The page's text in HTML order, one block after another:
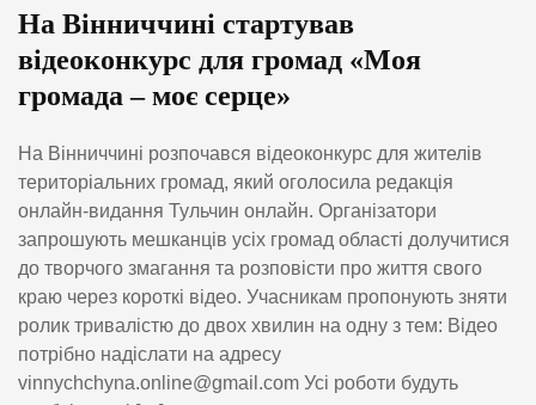
На Вінниччині стартував
відеоконкурс для громад «Моя
громада – моє серце»
На Вінниччині розпочався відеоконкурс для жителів
територіальних громад, який оголосила редакція
онлайн-видання Тульчин онлайн. Організатори
запрошують мешканців усіх громад області долучитися
до творчого змагання та розповісти про життя свого
краю через короткі відео. Учасникам пропонують зняти
ролик тривалістю до двох хвилин на одну з тем: Відео
потрібно надіслати на адресу
vinnychchyna.online@gmail.com Усі роботи будуть